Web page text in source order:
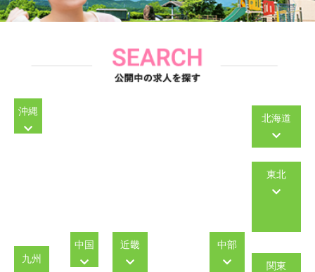
北海道
東北
関東
中部
近畿
中国
九州
沖縄